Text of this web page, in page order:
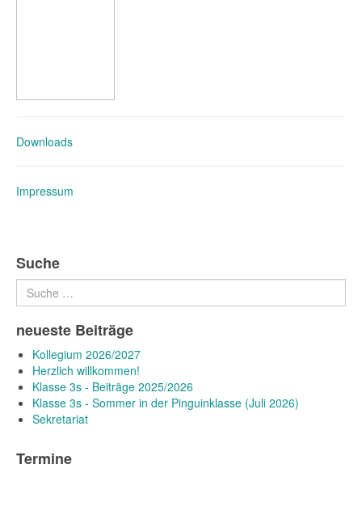
Downloads
Impressum
Suche
Suchen
neueste Beiträge
Kollegium 2026/2027
Herzlich willkommen!
Klasse 3s - Beiträge 2025/2026
Klasse 3s - Sommer in der Pinguinklasse (Juli 2026)
Sekretariat
Termine